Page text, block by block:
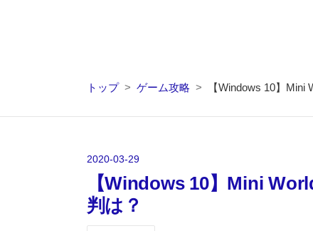
トップ > ゲーム攻略 > 【Windows 10】Mini
2020-03-29
【Windows 10】Mini
判は？